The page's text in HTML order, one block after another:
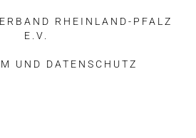
RHEINLAND-PFALZ
E.V.
UND DATENSCHUTZ